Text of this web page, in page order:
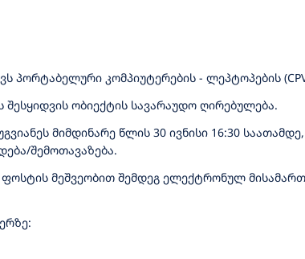
პორტაბელური კომპიუტერების - ლეპტოპების
ობიექტის სავარაუდო ღირებულება.
მიმდინარე წლის 30 ივნისი 16:30
შემოთავაზება.
მეშვეობით შემდეგ ელექტრონულ